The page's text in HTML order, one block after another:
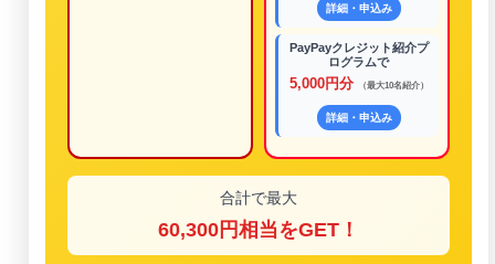
詳細・申込み
PayPayクレジット紹介プ
ログラムで
5,000円分 （最大10名紹介）
詳細・申込み
合計で最大
60,300円相当をGET！